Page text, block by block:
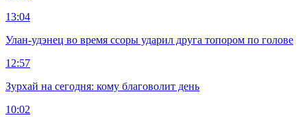
13:04
Улан-удэнец во время ссоры ударил друга топором по голове
12:57
Зурхай на сегодня: кому благоволит день
10:02